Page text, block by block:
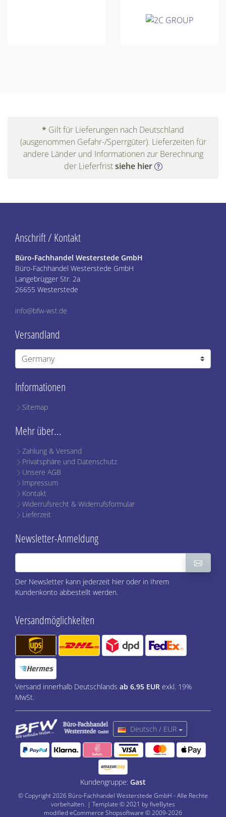
* Gilt für Lieferungen nach Deutschland
(ausgenommen Gefahr-/Sperrgüter). Lieferzeiten für
andere Länder und Informationen zur Berechnung
der Lieferfristsiehe hier
Informationen
Sitemap
Mehr über...
Zahlung & Versand
Privatsphäre und Datenschutz
Unsere AGB
Impressum
Kontakt
Widerrufsrecht & Widerrufsformular
Lieferzeit
Anschrift / Kontakt
Büro-Fachhandel Westerstede GmbH
Büro-Fachhandel Westerstede GmbH
Langebrügger Str. 2a
26655 Westerstede
info@bfw-wst.de
Versandland
Newsletter-Anmeldung
Der Newsletter kann jederzeit hier oder in Ihrem
Kundenkonto abbestellt werden.
Versandmöglichkeiten
Versand innerhalb Deutschlands ab 6,95 EUR exkl. 19%
MwSt.
Deutsch / EUR
Kundengruppe: Gast
© Copyright 2026 Büro-Fachhandel Westerstede GmbH - Alle Rechte
vorbehalten. | Template © 2021 by fiveBytes
modified eCommerce Shopsoftware © 2009-2026